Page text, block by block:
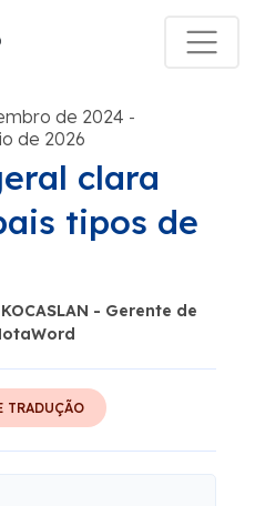
de 2024 -
de 2026
clara
tipos de
- Gerente de
TRADUÇÃO